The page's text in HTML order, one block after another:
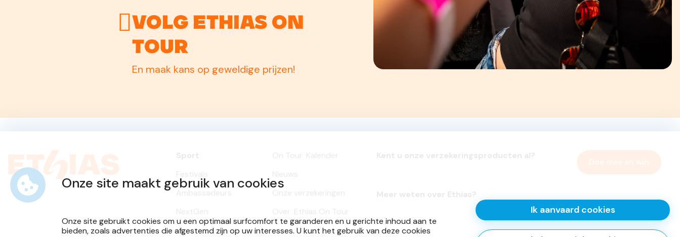
Volg Ethias On
Tour
En maak kans op geweldige prijzen!
Doe mee en win
Onze site maakt gebruik van cookies
Onze site gebruikt cookies om u een optimaal surfcomfort te garanderen en u gerichte inhoud aan te
bieden, zoals advertenties die afgestemd zijn op uw interesses. U kunt het gebruik van deze cookies
Ik aanvaard cookies